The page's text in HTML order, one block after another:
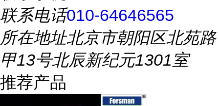
联系电话010-64646565
所在地址北京市朝阳区北苑路
甲13号北辰新纪元1301室
推荐产品